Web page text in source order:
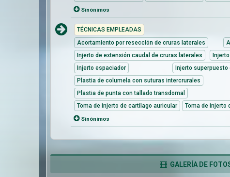
Sinónimos
TÉCNICAS EMPLEADAS
Acortamiento por resección de cruras laterales
Injerto de extensión caudal de cruras laterales
Injerto espaciador
Injerto superpuesto
Plastia de columela con suturas intercrurales
Plastia de punta con tallado transdomal
Toma de injerto de cartílago auricular
Toma de injerto
Sinónimos
GALERÍA DE